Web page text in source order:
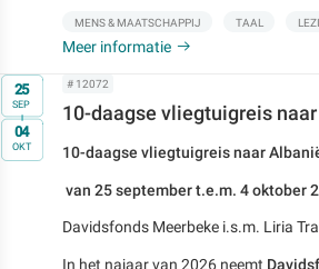
MENS & MAATSCHAPPIJ TAAL
Meer informatie
Op25
SEP
t/m
04
OKT
# 12072
10-daagse vliegtuigreis
10-daagse vliegtuigreis naar
van 25 september t.e.m. 4 oktober
Davidsfonds Meerbeke i.s.m. Liria
In het najaar van 2026 neemt